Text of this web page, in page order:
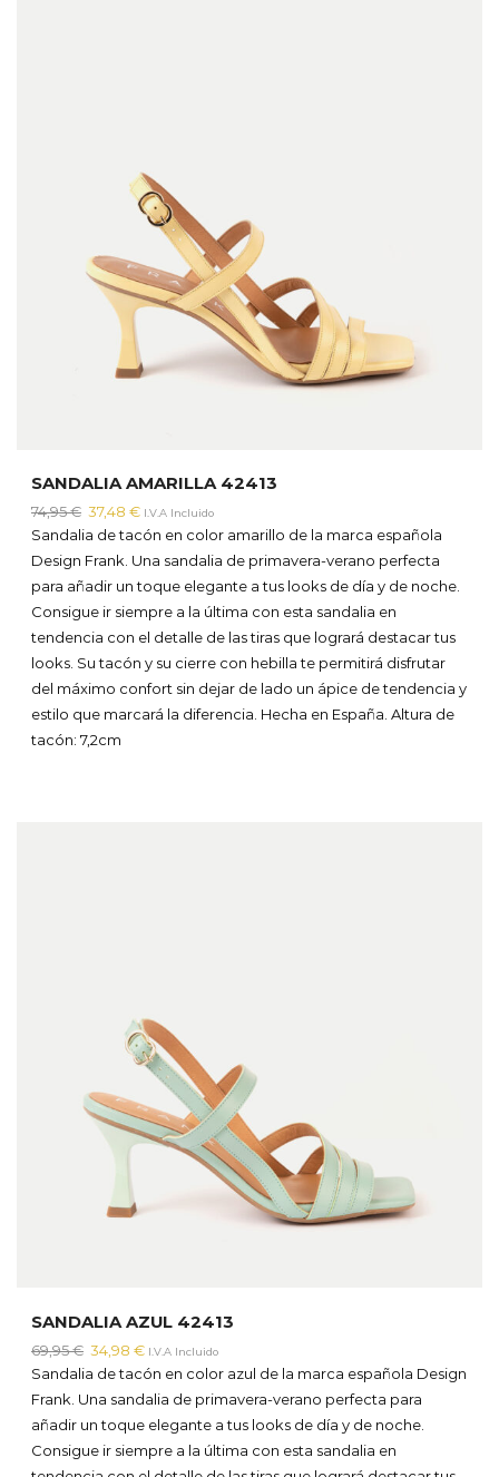
SANDALIA AMARILLA 42413
74,95€ El
precio
original
74,95 €.
37,48 €El
precio
actual
37,48 €.
I.V.A Incluido
Sandalia de tacón en color amarillo de la marca española
Design Frank. Una sandalia de primavera-verano perfecta
para añadir un toque elegante a tus looks de día y de noche.
Consigue ir siempre a la última con esta sandalia en
tendencia con el detalle de las tiras que logrará destacar tus
looks. Su tacón y su cierre con hebilla te permitirá disfrutar
del máximo confort sin dejar de lado un ápice de tendencia y
estilo que marcará la diferencia. Hecha en España. Altura de
tacón: 7,2cm
SANDALIA AZUL 42413
69,95€ El
precio
original
69,95 €.
34,98 €El
precio
actual
34,98 €.
I.V.A Incluido
Sandalia de tacón en color azul de la marca española Design
Frank. Una sandalia de primavera-verano perfecta para
añadir un toque elegante a tus looks de día y de noche.
Consigue ir siempre a la última con esta sandalia en